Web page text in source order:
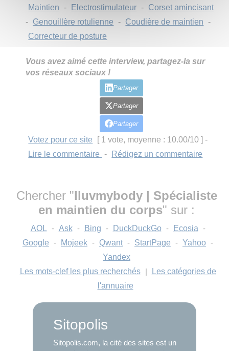
Maintien - Electrostimulateur - Corset amincisant
- Genouillère rotulienne - Coudière de maintien -
Correcteur de posture
Vous avez aimé cette interview, partagez-la sur
vos réseaux sociaux !
Partager
Partager
Partager
Votez pour ce site [ 1 vote, moyenne : 10.00/10 ]-
Lire le commentaire
- Rédigez un commentaire
Chercher "Iluvmybody | Spécialiste
en maintien du corps" sur :
AOL - Ask - Bing - DuckDuckGo - Ecosia -
Google - Mojeek - Qwant - StartPage - Yahoo -
Yandex
Les mots-clef les plus recherchés
|
Les catégories de
l'annuaire
Sitopolis
Sitopolis.com, la cité des sites est un